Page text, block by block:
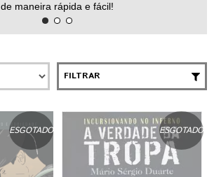
de maneira rápida e fácil!
FILTRAR
ESGOTADO ESGOTADO